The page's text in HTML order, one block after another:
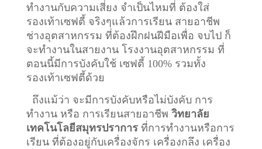
ทำงานกับความเสี่ยง จำเป็นไหมที่ ต้องใส่
รองเท้าเซฟตี้ จริงๆแล้วการเรียน สายอาชีพ
ช่างอุตสาหกรรม ที่ต้องฝึกฝนฝีมือเพื่อ จบไป ก็
จะทำงานในสายงาน โรงงานอุตสาหกรรม ที่
ตอนนี้มีการบังคับใช้ เซฟตี้ 100% รวมทั้ง
รองเท้าเซฟตี้ด้วย
ถึงแม้ว่า จะมีการบังคับหรือไม่บังคับ การ
ทำงาน หรือ การเรียนสายอาชีพ วิทยาลัย
เทคโนโลยีสมุทรปราการที่การทำงานหรือการ
เรียน ที่ต้องอยู่กับเครื่องจักร เครื่องกลึง เครื่อง